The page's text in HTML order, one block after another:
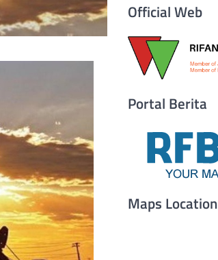
Official Web
Portal Berita
Maps Location